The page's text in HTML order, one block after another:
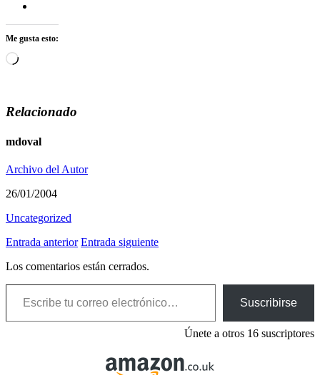
Me gusta esto:
Cargando...
Relacionado
mdoval
Archivo del Autor
26/01/2004
Uncategorized
Entrada anterior Entrada siguiente
Los comentarios están cerrados.
Escribe tu correo electrónico…
Suscribirse
Únete a otros 16 suscriptores